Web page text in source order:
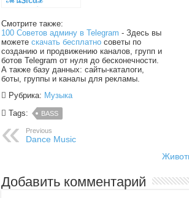
Смотрите также:
100 Советов админу в Telegram - Здесь вы
можетескачать бесплатно советы по
созданию и продвижению каналов, групп и
ботов Telegram от нуля до бесконечности.
А также базу данных: сайты-каталоги,
боты, группы и каналы для рекламы.
Рубрика: Музыка
Tags:
BASS
Previous
Dance Music
Добавить комментарий